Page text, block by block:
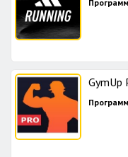
GymUp